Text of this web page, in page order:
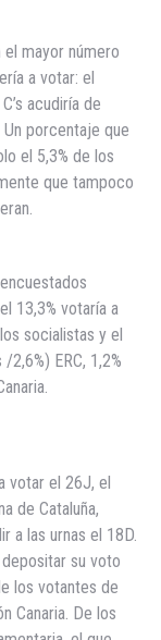
mayor número
a votar: el
acudiría de
porcentaje que
el 5,3% de los
que tampoco
13,3% votaría a
socialistas y el
ERC, 1,2%
votar el 26J, el
de Cataluña,
a las urnas el 18D.
su voto
los votantes de
Canaria. De los